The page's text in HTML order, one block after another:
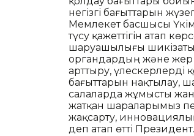
негізгі бағыттарын
Мемлекет басшысы
түсу қажеттігін атап
шаруашылығы
органдардың және жер
арттыру, үлескерлерді
бағыттарын нақтылау,
салаларда жұмысты
жатқан шараларымыз
жақсарту, инновациялық
деп атап өтті Президент.